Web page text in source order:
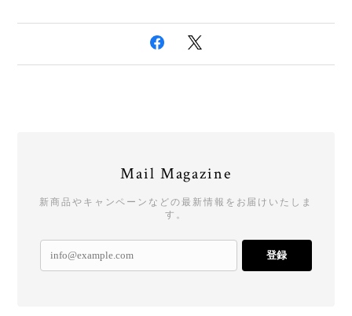
Mail Magazine
新商品やキャンペーンなどの最新情報をお届けいたしま
す。
登録